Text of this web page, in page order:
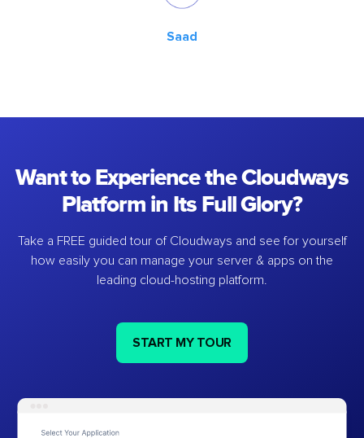
Saad
Want to Experience the Cloudways
Platform in Its Full Glory?
Take a FREE guided tour of Cloudways and see for yourself
how easily you can manage your server & apps on the
leading cloud-hosting platform.
START MY TOUR